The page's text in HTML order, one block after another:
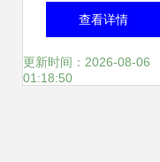
营策略解析 以拼多
多为例
查看详情
更新时间：2026-08-06
01:18:50